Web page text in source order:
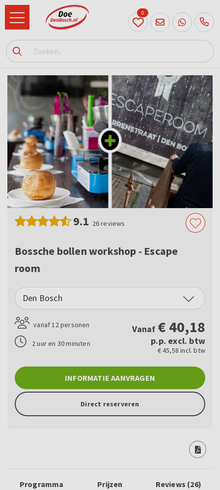
073
614
89 72
0
9.1 26reviews
Bossche bollen workshop - Escape
room
Den Bosch
vanaf 12 personen
2 uur en 30 minuten
Vanaf € 40,18
p.p. excl. btw
€ 45,58 incl. btw
INFORMATIE AANVRAGEN
Direct reserveren
Programma Prijzen Reviews (26)